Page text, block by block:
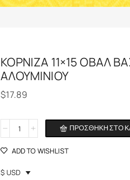
ΚΟΡΝΙΖΑ 11×15 ΟΒΑΛ
ΑΛΟΥΜΙΝΙΟΥ
$17.89
ΠΡΟΣΘΉΚΗ ΣΤΟ
Alternative:
ADD TO WISHLIST
$ USD